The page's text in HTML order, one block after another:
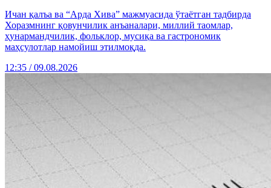
Ичан қалъа ва “Арда Хива” мажмуасида ўтаётган тадбирда
Хоразмнинг қовунчилик анъаналари, миллий таомлар,
ҳунармандчилик, фольклор, мусиқа ва гастрономик
маҳсулотлар намойиш этилмоқда.
12:35 / 09.08.2026